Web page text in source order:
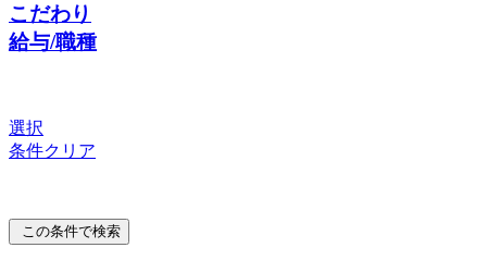
こだわり
給与/職種
選択
条件クリア
この条件で検索